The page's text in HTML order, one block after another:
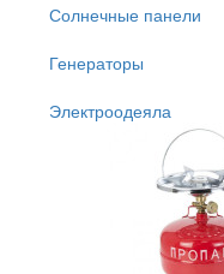
Солнечные панели
Генераторы
Электроодеяла